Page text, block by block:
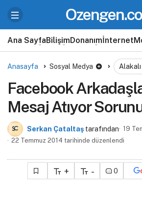
Ana SayfaBilişimDonanımİnternet
Anasayfa Sosyal Medya
Facebook
Mesaj Atıyor
Serkan Çataltaş tarafından
19
22 Temmuz 2014 tarihinde düzenlendi
+ - 0